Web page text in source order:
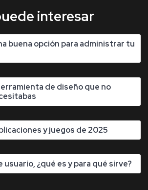
interesar
buena opción para administrar tu
de diseño que no
y juegos de 2025
usuario, ¿qué es y para qué sirve?